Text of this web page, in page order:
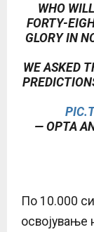
WHO
FORTY-
GLORY IN
WE ASKED
— OPTA
По 10.000
освојување